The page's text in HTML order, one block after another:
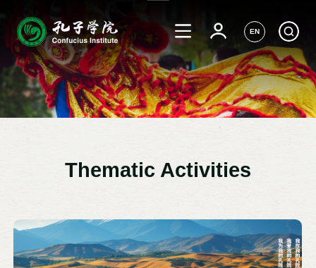
EN
Thematic Activities